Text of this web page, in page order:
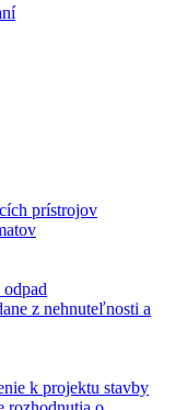
prístrojov
z nehnuteľnosti a
k projektu stavby